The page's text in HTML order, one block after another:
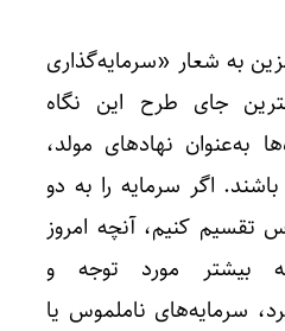
به شعار «سرمایه‌گذاری
جای طرح این نگاه
به‌عنوان نهادهای مولد،
باشند. اگر سرمایه را به دو
کنیم، آنچه امروز
بیشتر مورد توجه و
سرمایه‌های ناملموس یا